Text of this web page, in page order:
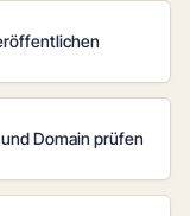
Domain prüfen